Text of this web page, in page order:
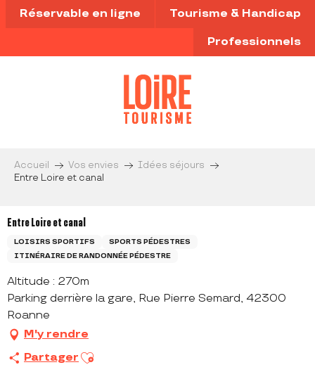
Aller
au
principal
Réservable en ligne Tourisme & Handicap
Professionnels
Accueil Vos envies
Idées séjours
Entre Loire et canal
Entre Loire et canal
LOISIRS SPORTIFS
SPORTS PÉDESTRES
ITINÉRAIRE DE RANDONNÉE PÉDESTRE
Altitude : 270m
Parking derrière la gare, Rue Pierre Semard, 42300
Roanne
M'y rendre
Partager Ajouter aux favoris